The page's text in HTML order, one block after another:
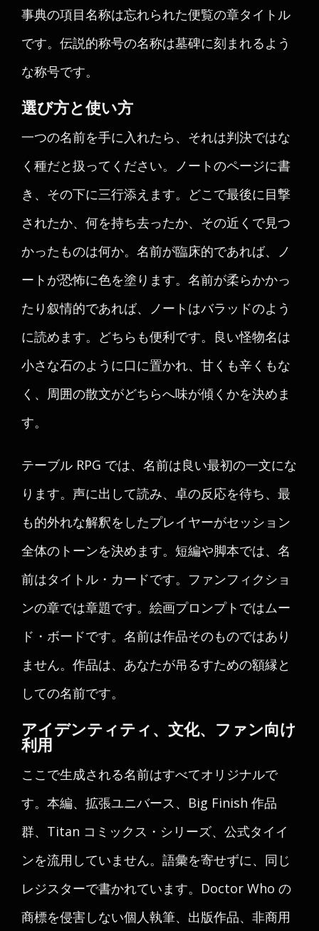
事典の項目名称は忘れられた便覧の章タイトル
です。伝説的称号の名称は墓碑に刻まれるよう
な称号です。
選び方と使い方
一つの名前を手に入れたら、それは判決ではな
く種だと扱ってください。ノートのページに書
き、その下に三行添えます。どこで最後に目撃
されたか、何を持ち去ったか、その近くで見つ
かったものは何か。名前が臨床的であれば、ノ
ートが恐怖に色を塗ります。名前が柔らかかっ
たり叙情的であれば、ノートはバラッドのよう
に読めます。どちらも便利です。良い怪物名は
小さな石のように口に置かれ、甘くも辛くもな
く、周囲の散文がどちらへ味が傾くかを決めま
す。
テーブル RPG では、名前は良い最初の一文にな
ります。声に出して読み、卓の反応を待ち、最
も的外れな解釈をしたプレイヤーがセッション
全体のトーンを決めます。短編や脚本では、名
前はタイトル・カードです。ファンフィクショ
ンの章では章題です。絵画プロンプトではムー
ド・ボードです。名前は作品そのものではあり
ません。作品は、あなたが吊るすための額縁と
しての名前です。
アイデンティティ、文化、ファン向け
利用
ここで生成される名前はすべてオリジナルで
す。本編、拡張ユニバース、Big Finish 作品
群、Titan コミックス・シリーズ、公式タイイ
ンを流用していません。語彙を寄せずに、同じ
レジスターで書かれています。Doctor Who の
商標を侵害しない個人執筆、出版作品、非商用